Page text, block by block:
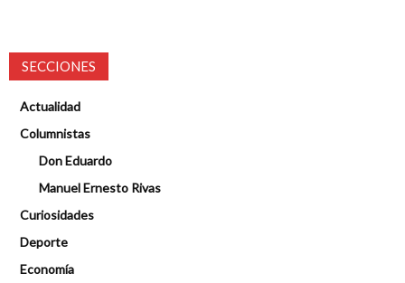
SECCIONES
Actualidad
Columnistas
Don Eduardo
Manuel Ernesto Rivas
Curiosidades
Deporte
Economía